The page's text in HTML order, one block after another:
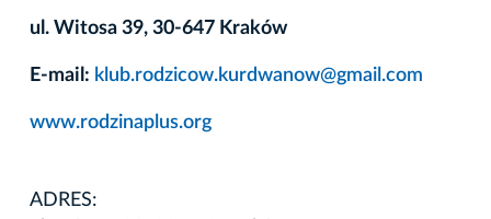
ul. Witosa 39, 30-647 Kraków
E-mail: klub.rodzicow.kurdwanow@gmail.com
www.rodzinaplus.org
ADRES: